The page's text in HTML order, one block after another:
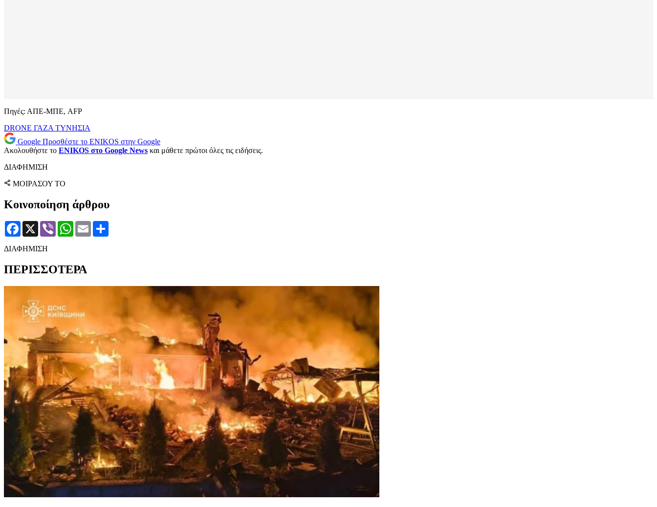
Πηγές: ΑΠΕ-ΜΠΕ, AFP
DRONE ΓΑΖΑ ΤΥΝΗΣΙΑ
Google Προσθέστε το ENIKOS στην Google
Ακολουθήστε το ENIKOS στο Google News και μάθετε πρώτοι όλες τις ειδήσεις.
ΔΙΑΦΗΜΙΣΗ
ΜΟΙΡΑΣΟΥ ΤΟ
Κοινοποίηση άρθρου
Facebook
X Viber WhatsApp
Email
ΔΙΑΦΗΜΙΣΗ
ΠΕΡΙΣΣΟΤΕΡΑ